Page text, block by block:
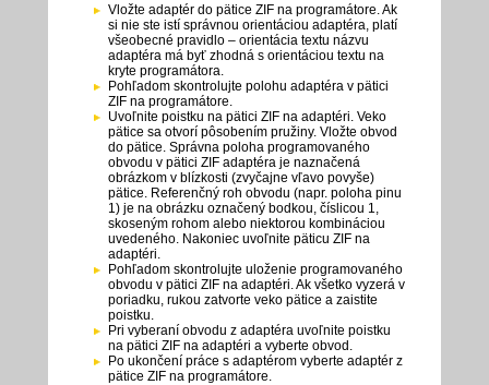
Vložte adaptér do pätice ZIF na programátore. Ak
si nie ste istí správnou orientáciou adaptéra, platí
všeobecné pravidlo – orientácia textu názvu
adaptéra má byť zhodná s orientáciou textu na
kryte programátora.
Pohľadom skontrolujte polohu adaptéra v pätici
ZIF na programátore.
Uvoľnite poistku na pätici ZIF na adaptéri. Veko
pätice sa otvorí pôsobením pružiny. Vložte obvod
do pätice. Správna poloha programovaného
obvodu v pätici ZIF adaptéra je naznačená
obrázkom v blízkosti (zvyčajne vľavo povyše)
pätice. Referenčný roh obvodu (napr. poloha pinu
1) je na obrázku označený bodkou, číslicou 1,
skoseným rohom alebo niektorou kombináciou
uvedeného. Nakoniec uvoľnite päticu ZIF na
adaptéri.
Pohľadom skontrolujte uloženie programovaného
obvodu v pätici ZIF na adaptéri. Ak všetko vyzerá v
poriadku, rukou zatvorte veko pätice a zaistite
poistku.
Pri vyberaní obvodu z adaptéra uvoľnite poistku
na pätici ZIF na adaptéri a vyberte obvod.
Po ukončení práce s adaptérom vyberte adaptér z
pätice ZIF na programátore.